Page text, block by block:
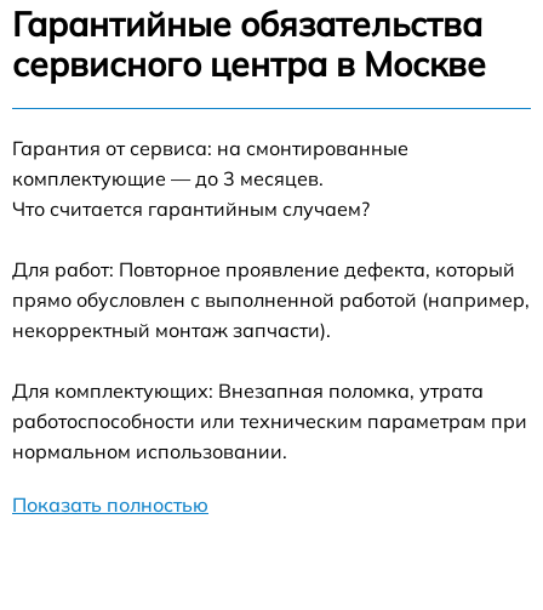
Гарантийные обязательства
сервисного центра в Москве
Гарантия от сервиса: на смонтированные
комплектующие — до 3 месяцев.
Что считается гарантийным случаем?
Для работ: Повторное проявление дефекта, который
прямо обусловлен с выполненной работой (например,
некорректный монтаж запчасти).
Для комплектующих: Внезапная поломка, утрата
работоспособности или техническим параметрам при
нормальном использовании.
Показать полностью